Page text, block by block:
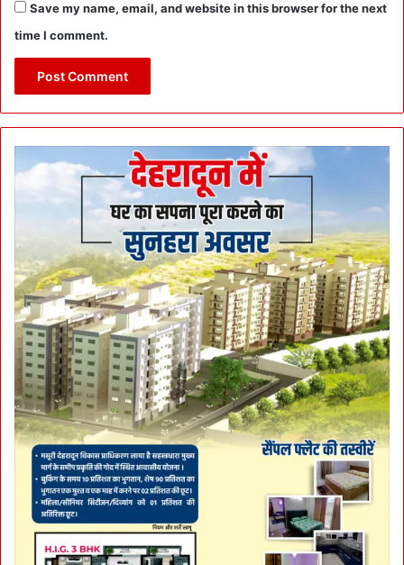
Save my name, email, and website in this browser for the next
time I comment.